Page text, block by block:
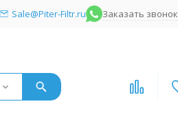
Sale@Piter-Filtr.ru Заказать звонок